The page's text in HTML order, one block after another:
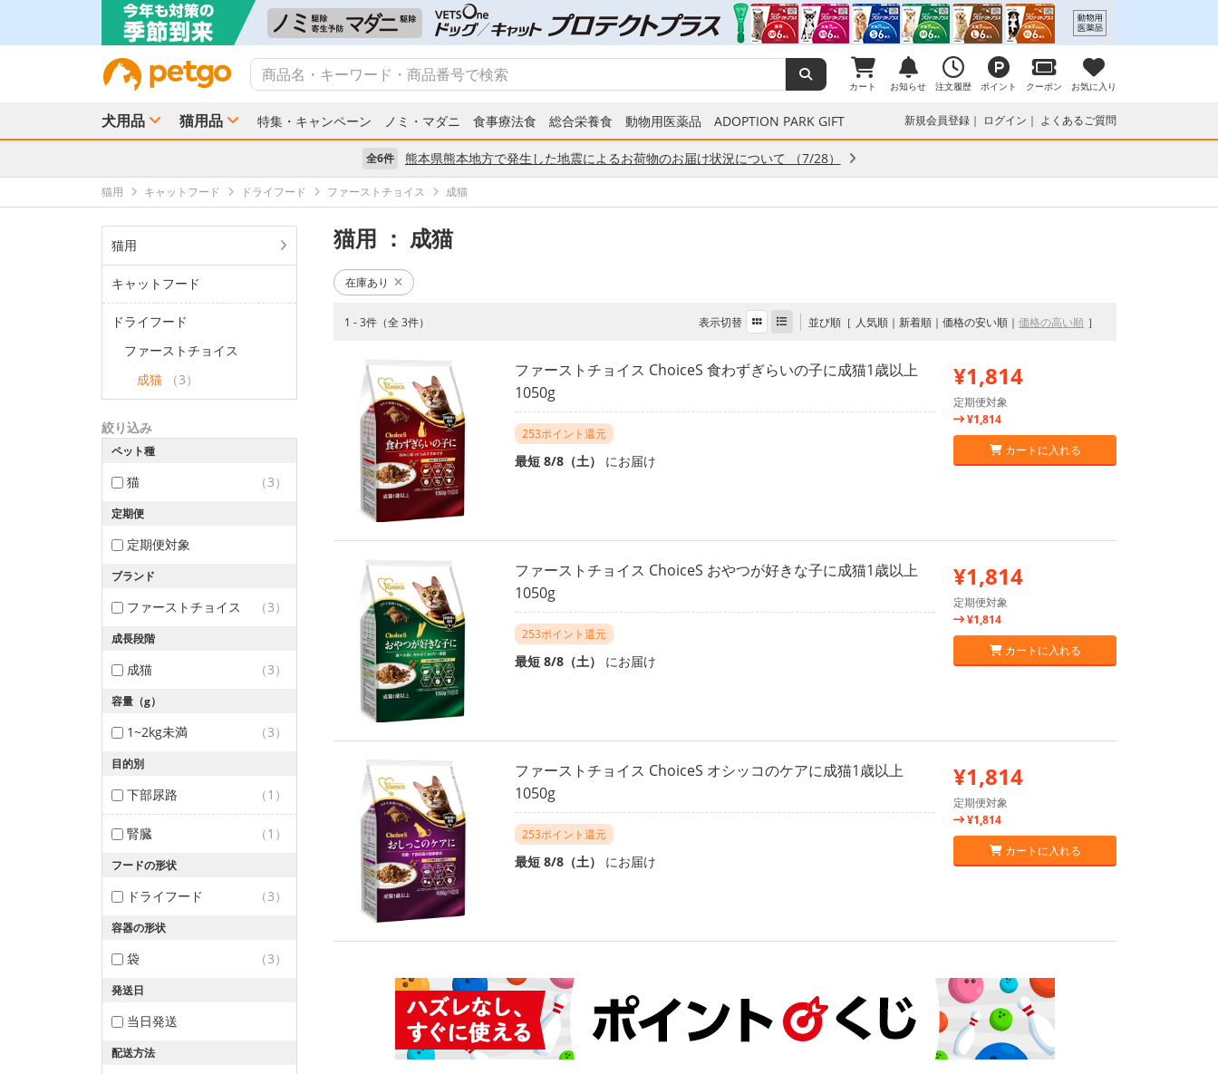
カート お知らせ 注文履歴 ポイント クーポン お気に入り
犬用品 猫用品 特集・キャンペーン ノミ・マダニ 食事療法食 総合栄養食 動物用医薬品 ADOPTION PARK GIFT 新規会員登録 ログイン よくあるご質問
全6件 熊本県熊本地方で発生した地震によるお荷物のお届け状況について （7/28）
猫用 キャットフード ドライフード ファーストチョイス 成猫
猫用
キャットフード
ドライフード
ファーストチョイス
成猫
（3）
絞り込み
ペット種
猫 （3）
定期便
定期便対象
ブランド
ファーストチョイス （3）
成長段階
成猫 （3）
容量（g）
1~2kg未満 （3）
目的別
下部尿路 （1）
腎臓 （1）
フードの形状
ドライフード （3）
容器の形状
袋 （3）
発送日
当日発送
配送方法
猫用 ： 成猫
在庫あり
1 - 3件（全 3件） 表示切替 並び順 人気順 新着順 価格の安い順 価格の高い順
ファーストチョイス ChoiceS 食わずぎらいの子に成猫1歳以上
1050g
253ポイント還元
最短 8/8（土） にお届け
¥1,814
定期便対象
¥1,814
カートに入れる
ファーストチョイス ChoiceS おやつが好きな子に成猫1歳以上
1050g
253ポイント還元
最短 8/8（土） にお届け
¥1,814
定期便対象
¥1,814
カートに入れる
ファーストチョイス ChoiceS オシッコのケアに成猫1歳以上
1050g
253ポイント還元
最短 8/8（土） にお届け
¥1,814
定期便対象
¥1,814
カートに入れる